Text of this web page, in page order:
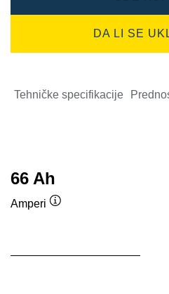
DA LI SE
Tehničke specifikacije
66 Ah
Amperi